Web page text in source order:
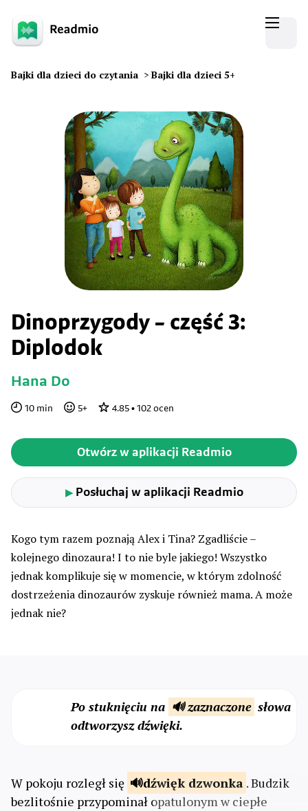
Bajki dla dzieci do czytania > Bajki dla dzieci 5+
Dinoprzygody – część 3:
Diplodok
Hana Do
10 min 5+ 4.85 • 102 ocen
Otwórz w aplikacji Readmio
▶Posłuchaj w aplikacji Readmio
Kogo tym razem poznają Alex i Tina? Zgadliście –
kolejnego dinozaura! I to nie byle jakiego! Wszystko
jednak komplikuje się w momencie, w którym zdolność
dostrzeżenia dinozaurów zyskuje również mama. A może
jednak nie?
Po stuknięciu na 🔊 zaznaczone słowa
odtworzysz dźwięki.
W pokoju rozległ się dźwiękdzwonka . Budzik
bezlitośnie przypominał opatulonym w ciepłe